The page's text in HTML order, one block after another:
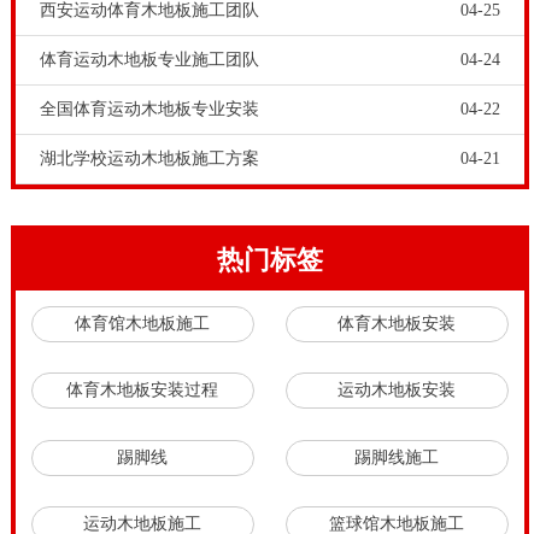
西安运动体育木地板施工团队 04-25
体育运动木地板专业施工团队 04-24
全国体育运动木地板专业安装 04-22
湖北学校运动木地板施工方案 04-21
热门标签
体育馆木地板施工 体育木地板安装
体育木地板安装过程 运动木地板安装
踢脚线 踢脚线施工
运动木地板施工 篮球馆木地板施工